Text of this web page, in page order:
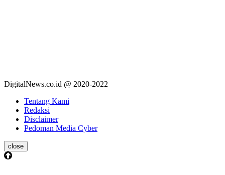
DigitalNews.co.id @ 2020-2022
Tentang Kami
Redaksi
Disclaimer
Pedoman Media Cyber
close